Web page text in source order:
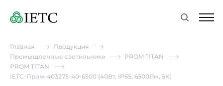
Главная
Продукция
Промышленные светильники
PROM TITAN
PROM TITAN
IETC-Пром-403275-40-6500 (40Вт, IP65, 6500Лм, 5К)